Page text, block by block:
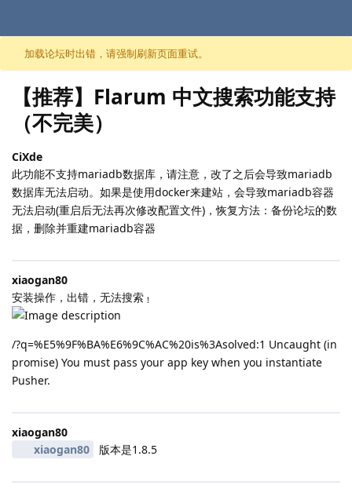
跳至内容
加载论坛时出错，请强制刷新页面重试。
【推荐】Flarum 中文搜索功能支持
（不完美）
CiXde
此功能不支持mariadb数据库，请注意，改了之后会导致mariadb
数据库无法启动。如果是使用docker来建站，会导致mariadb容器
无法启动(重启后无法再次修改配置文件)，恢复方法：备份论坛的数
据，删除并重建mariadb容器
xiaogan80
安装操作，出错，无法搜索 ！
/?q=%E5%9F%BA%E6%9C%AC%20is%3Asolved:1 Uncaught (in
promise) You must pass your app key when you instantiate
Pusher.
xiaogan80
xiaogan80
版本是1.8.5